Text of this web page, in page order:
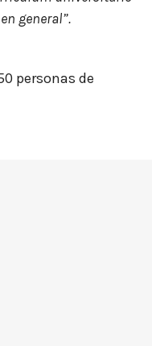
general”.
personas de